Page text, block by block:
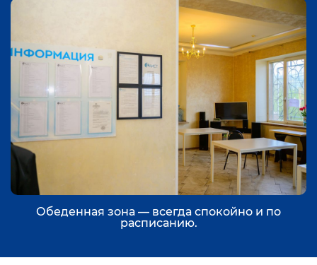
Обеденная зона — всегда спокойно и по
расписанию.